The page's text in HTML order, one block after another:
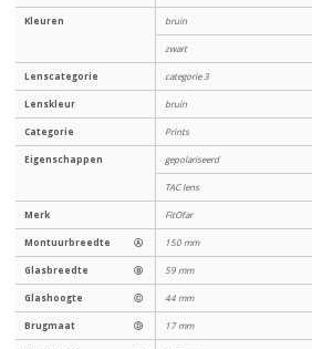
Kleuren bruin
zwart
Lenscategorie categorie 3
Lenskleur bruin
Categorie Prints
Eigenschappen gepolariseerd
TAC lens
Merk FitOfar
Montuurbreedte Ⓐ 150 mm
Glasbreedte Ⓑ 59 mm
Glashoogte Ⓒ 44 mm
Brugmaat Ⓓ 17 mm